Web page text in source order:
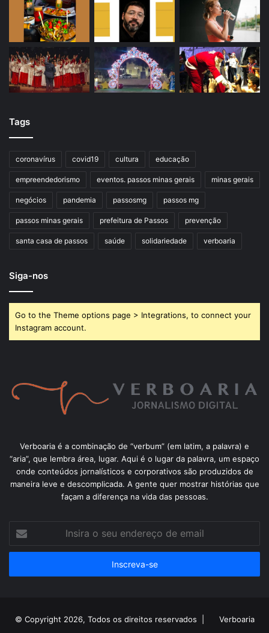
Tags
coronavírus covid19 cultura educação
empreendedorismo eventos. passos minas gerais minas gerais
negócios pandemia passosmg passos mg
passos minas gerais prefeitura de Passos prevenção
santa casa de passos saúde solidariedade verboaria
Siga-nos
Go to the Theme options page > Integrations, to connect your
Instagram account.
Verboaria é a combinação de “verbum” (em latim, a palavra) e
“aria”, que lembra área, lugar. Aqui é o lugar da palavra, um espaço
onde conteúdos jornalísticos e corporativos são produzidos de
maneira leve e descomplicada. A gente quer mostrar histórias que
façam a diferença na vida das pessoas.
seu
de
© Copyright 2026, Todos os direitos reservados | Verboaria